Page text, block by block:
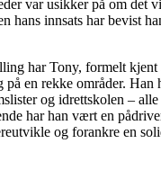
var usikker på om det
hans innsats har bevist
har Tony, formelt
på en rekke områder. Han
og idrettskolen –
har han vært en
og forankre en